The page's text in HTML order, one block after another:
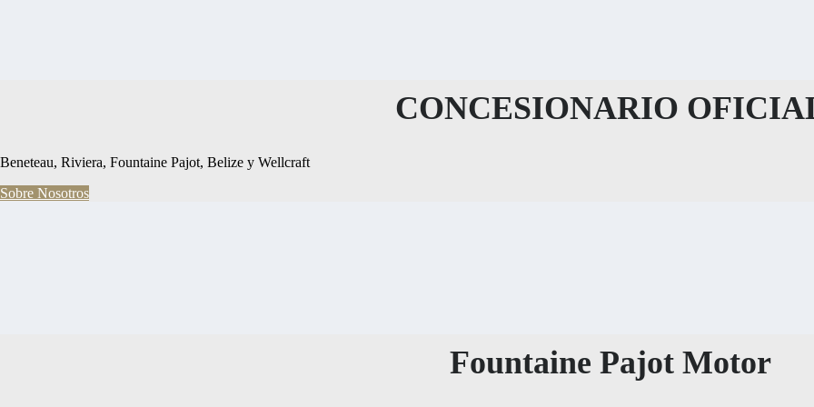
CONCESIONARIO
Beneteau, Riviera, Fountaine Pajot, Belize y Wellcraft
Sobre Nosotros
Fountaine Pajot Motor